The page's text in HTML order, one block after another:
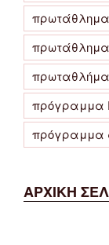
πρωτάθλημα
πρωτάθλημα
πρόγραμμα
πρόγραμμα
ΑΡΧΙΚΗ